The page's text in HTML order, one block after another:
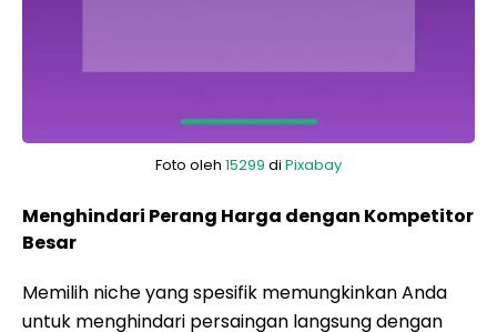
Foto oleh 15299 di Pixabay
Menghindari Perang Harga dengan Kompetitor
Besar
Memilih niche yang spesifik memungkinkan Anda
untuk menghindari persaingan langsung dengan